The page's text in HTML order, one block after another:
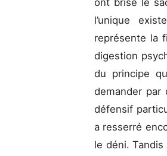
ont brisé le
l’unique
représente la
digestion
du principe
demander par
défensif
a resserré
le déni.